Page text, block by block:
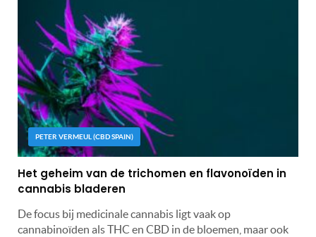
PETER VERMEUL (CBD SPAIN)
Het geheim van de trichomen en flavonoïden in
cannabis bladeren
De focus bij medicinale cannabis ligt vaak op
cannabinoïden als THC en CBD in de bloemen, maar ook